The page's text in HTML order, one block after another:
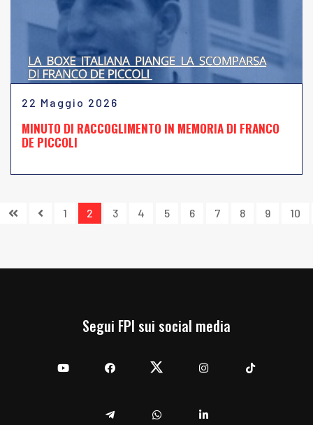
22 Maggio 2026
MINUTO DI RACCOGLIMENTO IN MEMORIA DI FRANCO
DE PICCOLI
1 2 3 4 5 6 7 8 9 10
Segui FPI sui social media